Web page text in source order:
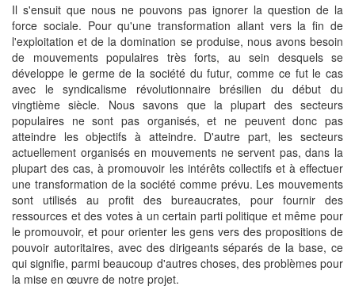
Il s'ensuit que nous ne pouvons pas ignorer la question de la
force sociale. Pour qu'une transformation allant vers la fin de
l'exploitation et de la domination se produise, nous avons besoin
de mouvements populaires très forts, au sein desquels se
développe le germe de la société du futur, comme ce fut le cas
avec le syndicalisme révolutionnaire brésilien du début du
vingtième siècle. Nous savons que la plupart des secteurs
populaires ne sont pas organisés, et ne peuvent donc pas
atteindre les objectifs à atteindre. D'autre part, les secteurs
actuellement organisés en mouvements ne servent pas, dans la
plupart des cas, à promouvoir les intérêts collectifs et à effectuer
une transformation de la société comme prévu. Les mouvements
sont utilisés au profit des bureaucrates, pour fournir des
ressources et des votes à un certain parti politique et même pour
le promouvoir, et pour orienter les gens vers des propositions de
pouvoir autoritaires, avec des dirigeants séparés de la base, ce
qui signifie, parmi beaucoup d'autres choses, des problèmes pour
la mise en œuvre de notre projet.